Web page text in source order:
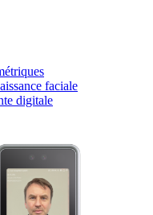
faciale
digitale